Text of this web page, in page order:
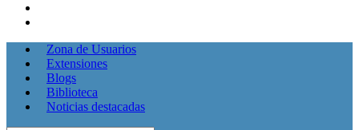
Zona de Usuarios
Extensiones
Blogs
Biblioteca
Noticias destacadas